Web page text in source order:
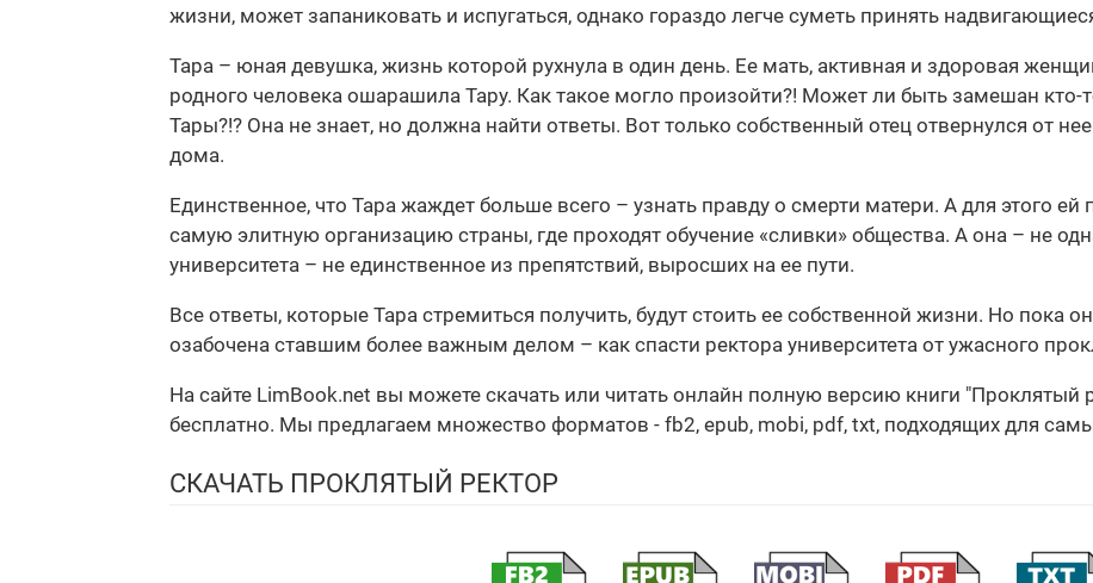
жизни, может запаниковать и испугаться, однако гораздо легче суметь принять
Тара – юная девушка, жизнь которой рухнула в один день. Ее мать, активная и здоровая
родного человека ошарашила Тару. Как такое могло произойти?! Может ли быть замешан кто-
Тары?!? Она не знает, но должна найти ответы. Вот только собственный отец отвернулся от
дома.
Единственное, что Тара жаждет больше всего – узнать правду о смерти матери. А для этого ей
самую элитную организацию страны, где проходят обучение «сливки» общества. А она – не
университета – не единственное из препятствий, выросших на ее пути.
Все ответы, которые Тара стремиться получить, будут стоить ее собственной жизни. Но пока
озабочена ставшим более важным делом – как спасти ректора университета от ужасного
На сайте LimBook.net вы можете скачать или читать онлайн полную версию книги
бесплатно. Мы предлагаем множество форматов - fb2, epub, mobi, pdf, txt, подходящих для
СКАЧАТЬ ПРОКЛЯТЫЙ РЕКТОР